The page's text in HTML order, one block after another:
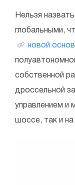
Нельзя
глобальными,
новой
собственной
дроссельной
управлением и
шоссе, так и